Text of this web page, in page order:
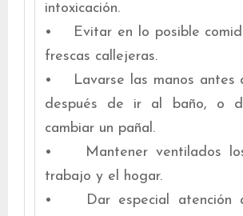
intoxicación.
• Evitar en lo posible
frescas callejeras.
• Lavarse las manos antes
después de ir al baño, o
cambiar un pañal.
• Mantener ventilados
trabajo y el hogar.
• Dar especial atención a